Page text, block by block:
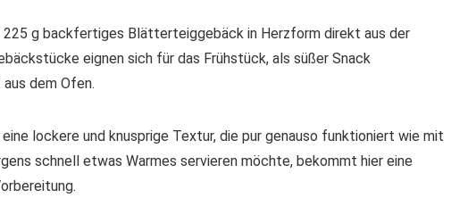
g backfertiges Blätterteiggebäck in Herzform direkt aus der
eignen sich für das Frühstück, als süßer Snack
dem Ofen.
lockere und knusprige Textur, die pur genauso funktioniert wie mit
schnell etwas Warmes servieren möchte, bekommt hier eine